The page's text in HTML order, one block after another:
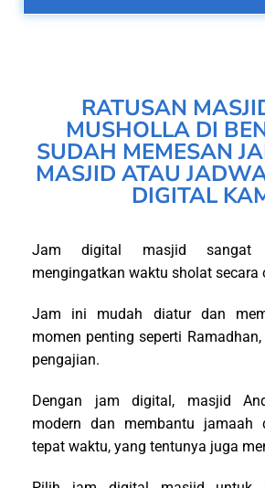
RATUSAN
MUSHOLLA DI
SUDAH MEMESAN
MASJID ATAU
DIGITAL
Jam digital masjid sangat
mengingatkan waktu sholat secara
Jam ini mudah diatur dan
momen penting seperti
pengajian.
Dengan jam digital, masjid
modern dan membantu jamaah
tepat waktu, yang tentunya juga